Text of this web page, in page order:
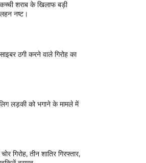
शराब के खिलाफ बड़ी
नष्ट।
ठगी करने वाले गिरोह का
लड़की को भगाने के मामले में
गिरोह, तीन शातिर गिरफ्तार,